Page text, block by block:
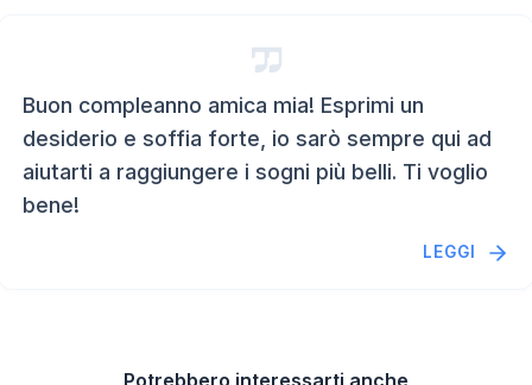
Buon compleanno amica mia! Esprimi un
desiderio e soffia forte, io sarò sempre qui ad
aiutarti a raggiungere i sogni più belli. Ti voglio
bene!
LEGGI
Potrebbero interessarti anche